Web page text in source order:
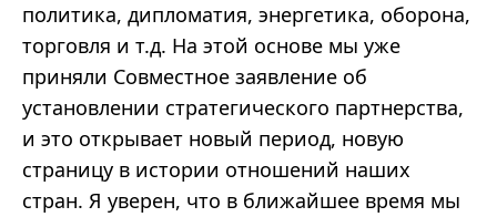
политика, дипломатия, энергетика, оборона,
торговля и т.д. На этой основе мы уже
приняли Совместное заявление об
установлении стратегического партнерства,
и это открывает новый период, новую
страницу в истории отношений наших
стран. Я уверен, что в ближайшее время мы